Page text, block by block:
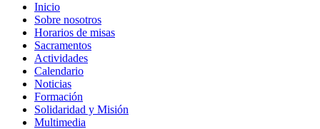
Inicio
Sobre nosotros
Horarios de misas
Sacramentos
Actividades
Calendario
Noticias
Formación
Solidaridad y Misión
Multimedia